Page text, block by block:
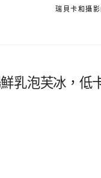
瑞貝卡和攝
乳泡芙冰，低